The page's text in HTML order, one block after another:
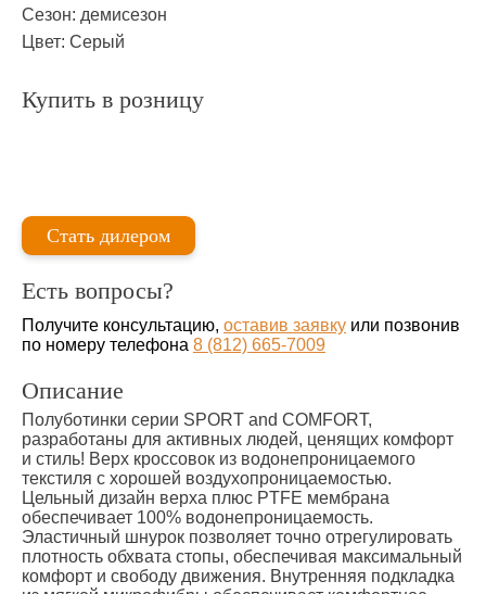
Сезон: демисезон
Цвет: Серый
Купить в розницу
Стать дилером
Есть вопросы?
Получите консультацию, оставив заявку или позвонив
по номеру телефона 8 (812) 665-7009
Описание
Полуботинки серии SPORT and COMFORT,
разработаны для активных людей, ценящих комфорт
и стиль! Верх кроссовок из водонепроницаемого
текстиля с хорошей воздухопроницаемостью.
Цельный дизайн верха плюс PTFE мембрана
обеспечивает 100% водонепроницаемость.
Эластичный шнурок позволяет точно отрегулировать
плотность обхвата стопы, обеспечивая максимальный
комфорт и свободу движения. Внутренняя подкладка